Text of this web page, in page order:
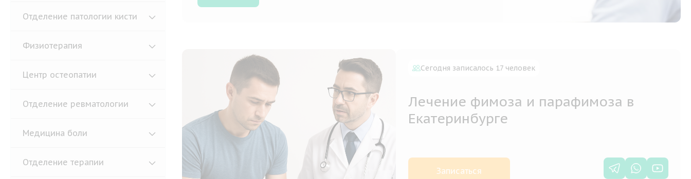
Отделение патологии кисти
Физиотерапия
Центр остеопатии
Отделение ревматологии
Медицина боли
Отделение терапии
Сегодня записалось 17 человек
Лечение фимоза и парафимоза в
Екатеринбурге
Записаться